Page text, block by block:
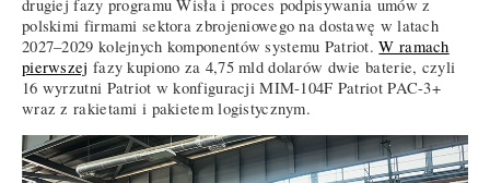
drugiej fazy programu Wisła i proces podpisywania umów z
polskimi firmami sektora zbrojeniowego na dostawę w latach
2027–2029 kolejnych komponentów systemu Patriot.W ramach
pierwszej fazy kupiono za 4,75 mld dolarów dwie baterie, czyli
16 wyrzutni Patriot w konfiguracji MIM-104F Patriot PAC-3+
wraz z rakietami i pakietem logistycznym.